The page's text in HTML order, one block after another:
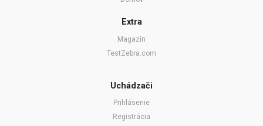
Extra
Magazín
TestZebra.com
Uchádzači
Prihlásenie
Registrácia